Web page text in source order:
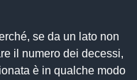
se da un lato non
il numero dei decessi,
è in qualche modo